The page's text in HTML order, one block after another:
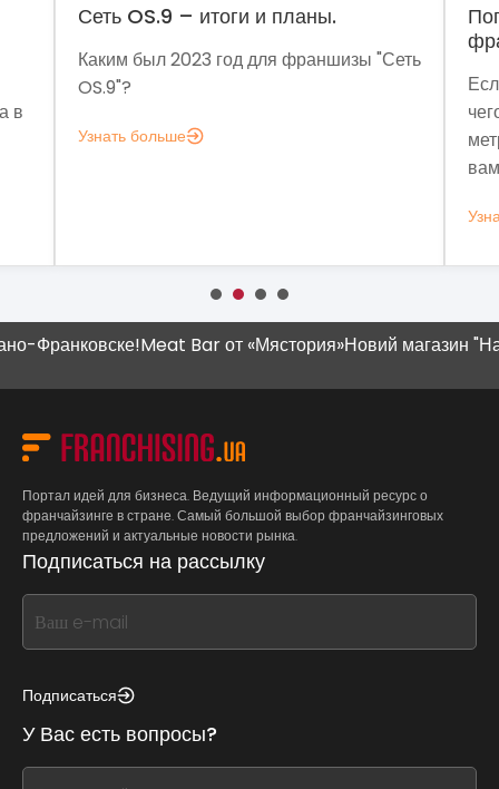
Сеть OS.9 – итоги и планы.
Каким был 2023 год для франшизы "Сеть
Узнать больше
Если
чего мне
метрик,
вам это
Узнать
Meat Bar от «Мястория»Новий магазин "Наш
Портал идей для бизнеса. Ведущий информационный ресурс о
франчайзинге в стране. Самый большой выбор франчайзинговых
предложений и актуальные новости рынка.
Подписаться на рассылку
If
you
this,
this
form
Подписаться
У Вас есть вопросы?
If